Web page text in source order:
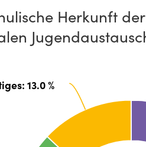
Herkunft
: 13.0 %